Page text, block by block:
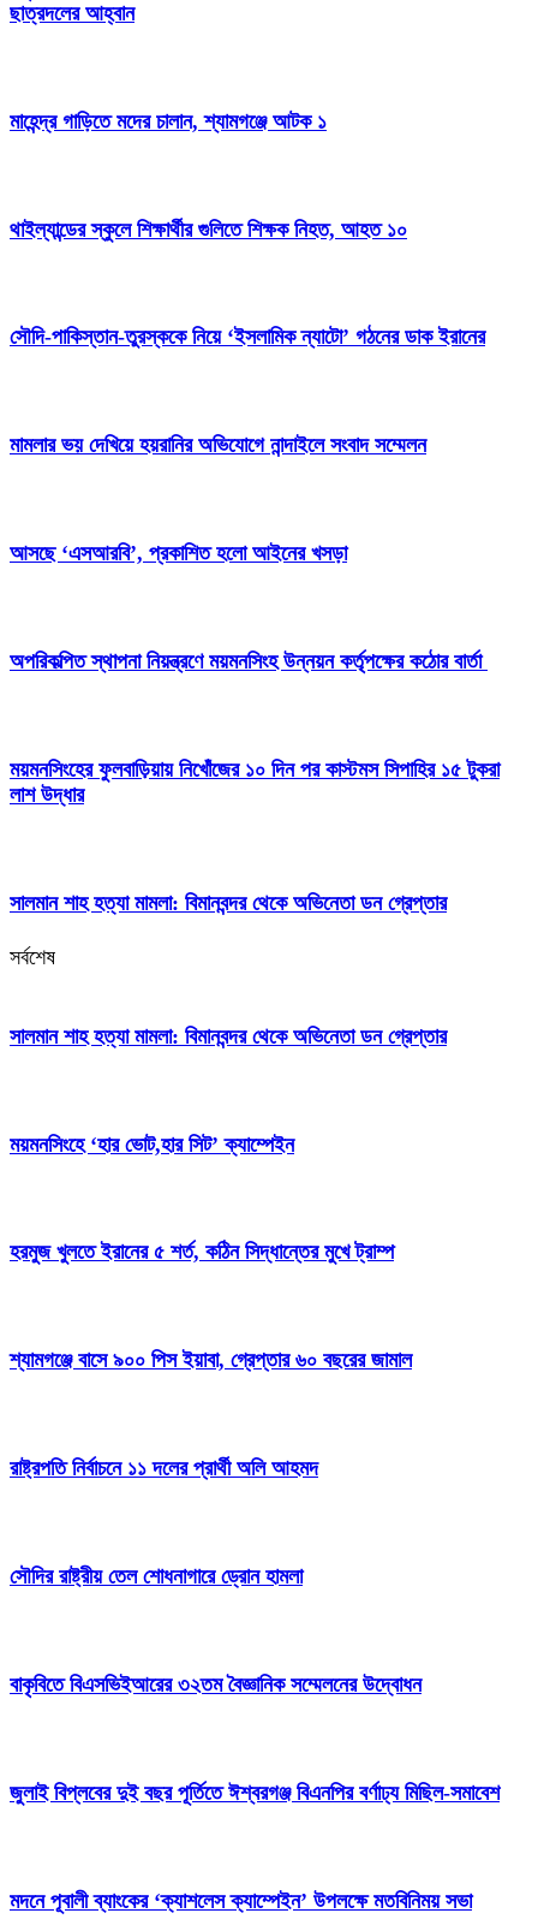
ছাত্রদলের আহ্বান
মাহেন্দ্র গাড়িতে মদের চালান, শ্যামগঞ্জে আটক ১
থাইল্যান্ডের স্কুলে শিক্ষার্থীর গুলিতে শিক্ষক নিহত, আহত ১০
সৌদি-পাকিস্তান-তুরস্ককে নিয়ে ‘ইসলামিক ন্যাটো’ গঠনের ডাক ইরানের
মামলার ভয় দেখিয়ে হয়রানির অভিযোগে নান্দাইলে সংবাদ সম্মেলন
আসছে ‘এসআরবি’, প্রকাশিত হলো আইনের খসড়া
অপরিকল্পিত স্থাপনা নিয়ন্ত্রণে ময়মনসিংহ উন্নয়ন কর্তৃপক্ষের কঠোর বার্তা
ময়মনসিংহের ফুলবাড়িয়ায় নিখোঁজের ১০ দিন পর কাস্টমস সিপাহির ১৫ টুকরা
লাশ উদ্ধার
সালমান শাহ হত্যা মামলা: বিমানবন্দর থেকে অভিনেতা ডন গ্রেপ্তার
সর্বশেষ
সালমান শাহ হত্যা মামলা: বিমানবন্দর থেকে অভিনেতা ডন গ্রেপ্তার
ময়মনসিংহে ‘হার ভোট,হার সিট’ ক্যাম্পেইন
হরমুজ খুলতে ইরানের ৫ শর্ত, কঠিন সিদ্ধান্তের মুখে ট্রাম্প
শ্যামগঞ্জে বাসে ৯০০ পিস ইয়াবা, গ্রেপ্তার ৬০ বছরের জামাল
রাষ্ট্রপতি নির্বাচনে ১১ দলের প্রার্থী অলি আহমদ
সৌদির রাষ্ট্রীয় তেল শোধনাগারে ড্রোন হামলা
বাকৃবিতে বিএসভিইআরের ৩২তম বৈজ্ঞানিক সম্মেলনের উদ্বোধন
জুলাই বিপ্লবের দুই বছর পূর্তিতে ঈশ্বরগঞ্জ বিএনপির বর্ণাঢ্য মিছিল-সমাবেশ
মদনে পূবালী ব্যাংকের ‘ক্যাশলেস ক্যাম্পেইন’ উপলক্ষে মতবিনিময় সভা